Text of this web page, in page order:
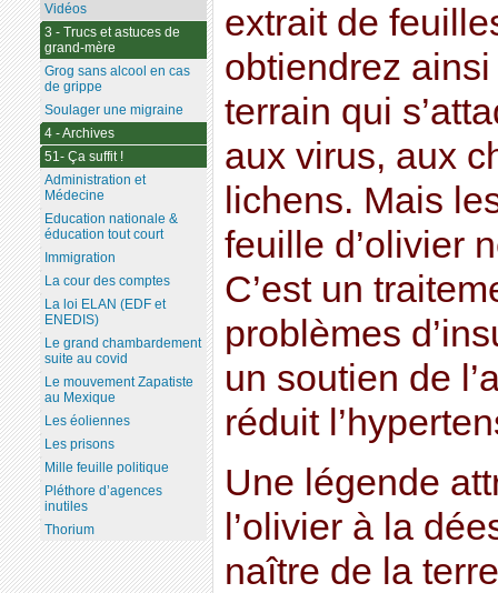
extrait de
obtiendrez
terrain qui
aux virus, aux
lichens. Mais
feuille d’olivier
C’est un
problèmes
un soutien de
réduit
Une légende
l’olivier à la
naître de la
Vidéos
3 - Trucs et astuces de
grand-mère
Grog sans alcool en cas
de grippe
Soulager une migraine
4 - Archives
51- Ça suffit !
Administration et
Médecine
Education nationale &
éducation tout court
Immigration
La cour des comptes
La loi ELAN (EDF et
ENEDIS)
Le grand chambardement
suite au covid
Le mouvement Zapatiste
au Mexique
Les éoliennes
Les prisons
Mille feuille politique
Pléthore d’agences
inutiles
Thorium